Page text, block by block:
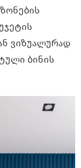
ვიზუალურად
ბინის